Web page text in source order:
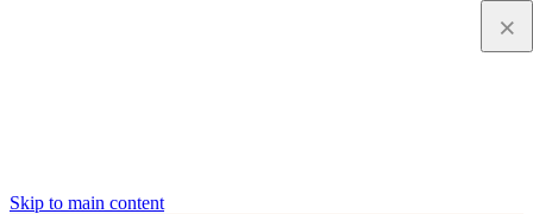
Skip to main content